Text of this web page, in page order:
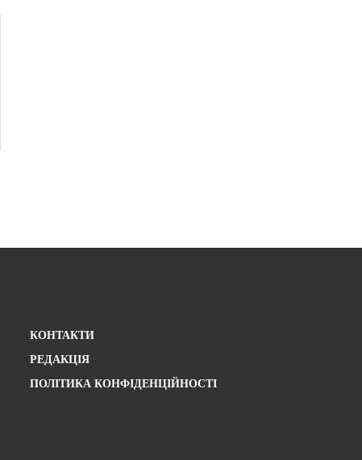
КОНТАКТИ
РЕДАКЦІЯ
ПОЛІТИКА КОНФІДЕНЦІЙНОСТІ